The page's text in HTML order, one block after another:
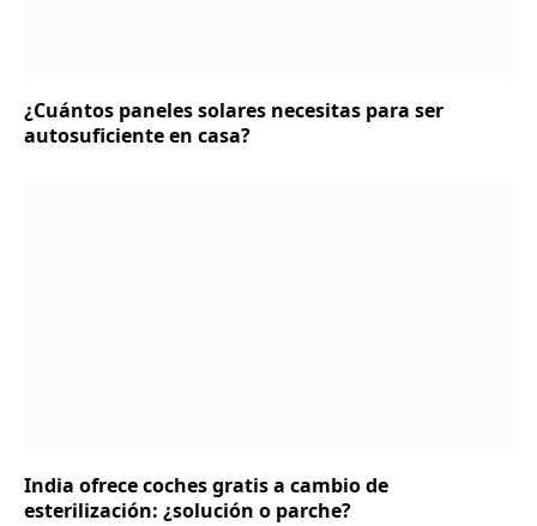
¿Cuántos paneles solares necesitas para ser
autosuficiente en casa?
India ofrece coches gratis a cambio de
esterilización: ¿solución o parche?